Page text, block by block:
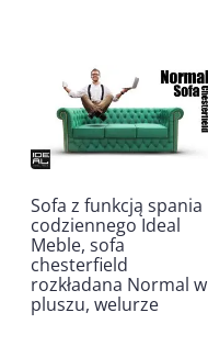
Sofa z funkcją spania
codziennego Ideal
Meble, sofa
chesterfield
rozkładana Normal w
pluszu, welurze